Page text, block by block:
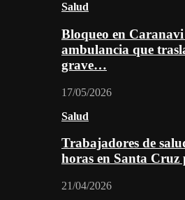
Salud
Bloqueo en
ambulancia que
grave…
17/05/2026
Salud
Trabajadores de
horas en Santa
21/04/2026